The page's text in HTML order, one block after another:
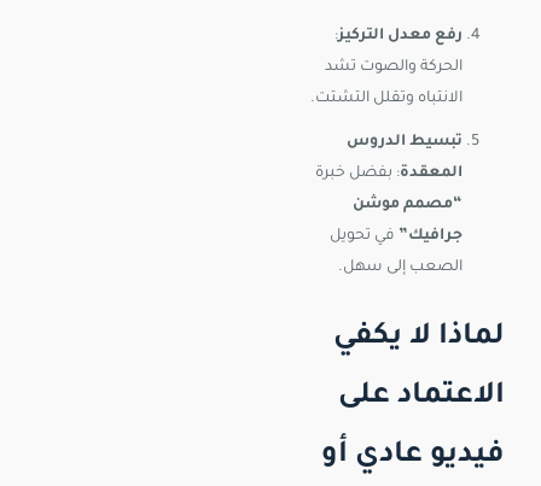
رفع معدل التركيز:
الحركة والصوت تشد
الانتباه وتقلل التشتت.
تبسيط الدروس
المعقدة: بفضل خبرة
“مصمم موشن
جرافيك” في تحويل
الصعب إلى سهل.
لماذا لا يكفي
الاعتماد على
فيديو عادي أو